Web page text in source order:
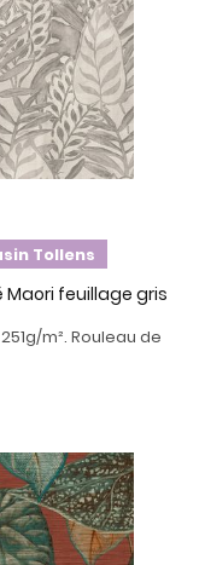
Tollens
Maori feuillage gris
m². Rouleau de